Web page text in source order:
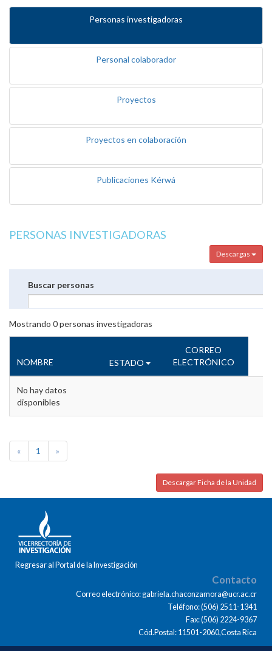
Personas investigadoras
Personal colaborador
Proyectos
Proyectos en colaboración
Publicaciones Kérwá
PERSONAS INVESTIGADORAS
Descargas
Buscar personas
Mostrando 0personas investigadoras
NOMBRE ESTADO
CORREO
ELECTRÓNICO
No hay datos
disponibles
« 1 »
Descargar Ficha de la Unidad
Regresar al Portal de la Investigación
Contacto
Correo electrónico: gabriela.chaconzamora@ucr.ac.cr
Teléfono: (506) 2511-1341
Fax: (506) 2224-9367
Cód.Postal: 11501-2060,Costa Rica